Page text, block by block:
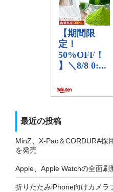
最近の投稿
MinZ、X-Pac＆CORDURA採
を発売
Apple、Apple Watchの全面刷
折りたたみiPhone向けカメラ